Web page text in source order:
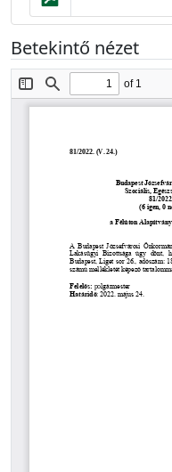
Betekintő nézet